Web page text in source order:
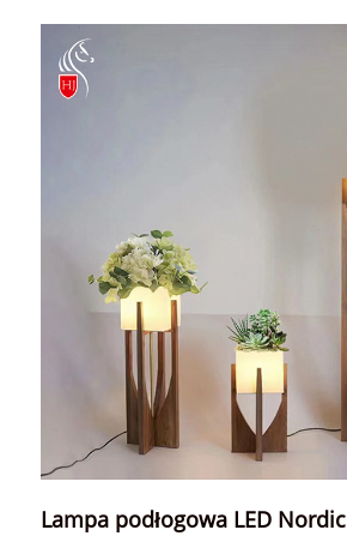
Lampa podłogowa LED Nordic